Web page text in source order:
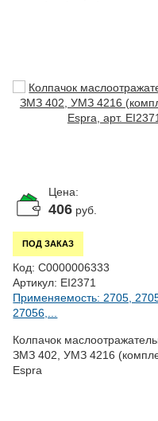
Цена:
406 руб.
ПОД ЗАКАЗ
Код: С0000006333
Артикул: EI2371
Применяемость: 2705,
27056,...
Колпачок
ЗМЗ 402, УМЗ 4216
Espra